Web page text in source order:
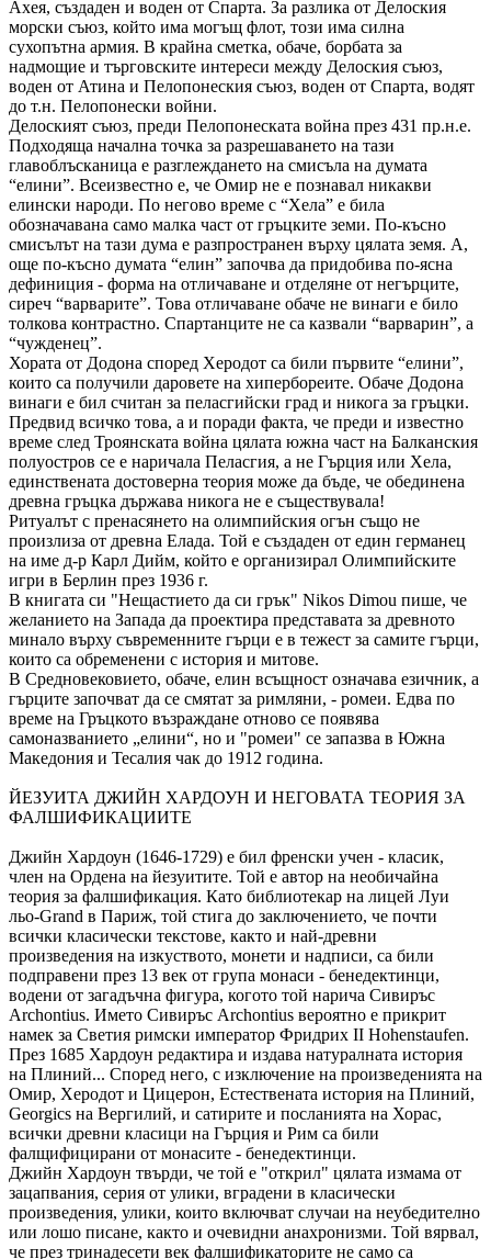
Ахея, създаден и воден от Спарта. За разлика от Делоския
морски съюз, който има могъщ флот, този има силна
сухопътна армия. В крайна сметка, обаче, борбата за
надмощие и търговските интереси между Делоския съюз,
воден от Атина и Пелопонеския съюз, воден от Спарта, водят
до т.н. Пелопонески войни.
Делоският съюз, преди Пелопонеската война през 431 пр.н.е.
Подходяща начална точка за разрешаването на тази
главоблъсканица е разглеждането на смисъла на думата
“елини”. Всеизвестно е, че Омир не е познавал никакви
елински народи. По негово време с “Хела” е била
обозначавана само малка част от гръцките земи. По-късно
смисълът на тази дума е разпространен върху цялата земя. А,
още по-късно думата “елин” започва да придобива по-ясна
дефиниция - форма на отличаване и отделяне от негърците,
сиреч “варварите”. Това отличаване обаче не винаги е било
толкова контрастно. Спартанците не са казвали “варварин”, а
“чужденец”.
Хората от Додона според Херодот са били първите “елини”,
които са получили даровете на хипербореите. Обаче Додона
винаги е бил считан за пеласгийски град и никога за гръцки.
Предвид всичко това, а и поради факта, че преди и известно
време след Троянската война цялата южна част на Балканския
полуостров се е наричала Пеласгия, а не Гърция или Хела,
единствената достоверна теория може да бъде, че обединена
древна гръцка държава никога не е съществувала!
Ритуалът с пренасянето на олимпийския огън също не
произлиза от древна Елада. Той е създаден от един германец
на име д-р Карл Дийм, който е организирал Олимпийските
игри в Берлин през 1936 г.
В книгата си "Нещастието да си грък" Nikos Dimou пише, че
желанието на Запада да проектира представата за древното
минало върху съвременните гърци е в тежест за самите гърци,
които са обременени с история и митове.
В Средновековието, обаче, елин всъщност означава езичник, а
гърците започват да се смятат за римляни, - ромеи. Едва по
време на Гръцкото възраждане отново се появява
самоназванието „елини“, но и "ромеи" се запазва в Южна
Македония и Тесалия чак до 1912 година.
ЙЕЗУИТА ДЖИЙН ХАРДОУН И НЕГОВАТА ТЕОРИЯ ЗА
ФАЛШИФИКАЦИИТЕ
Джийн Хардоун (1646-1729) е бил френски учен - класик,
член на Ордена на йезуитите. Той е автор на необичайна
теория за фалшификация. Като библиотекар на лицей Луи
льо-Grand в Париж, той стига до заключението, че почти
всички класически текстове, както и най-древни
произведения на изкуството, монети и надписи, са били
подправени през 13 век от група монаси - бенедектинци,
водени от загадъчна фигура, когото той нарича Сивиръс
Archontius. Името Сивиръс Archontius вероятно е прикрит
намек за Светия римски император Фридрих II Hohenstaufen.
През 1685 Хардоун редактира и издава натуралната история
на Плиний... Според него, с изключение на произведенията на
Омир, Херодот и Цицерон, Естествената история на Плиний,
Georgics на Вергилий, и сатирите и посланията на Хорас,
всички древни класици на Гърция и Рим са били
фалщифицирани от монасите - бенедектинци.
Джийн Хардоун твърди, че той е "открил" цялата измама от
зацапвания, серия от улики, вградени в класически
произведения, улики, които включват случаи на неубедително
или лошо писане, както и очевидни анахронизми. Той вярвал,
че през тринадесети век фалшификаторите не само са